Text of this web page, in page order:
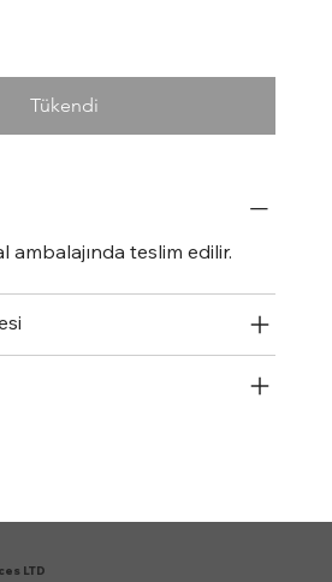
Tükendi
ambalajında teslim edilir.
LTD